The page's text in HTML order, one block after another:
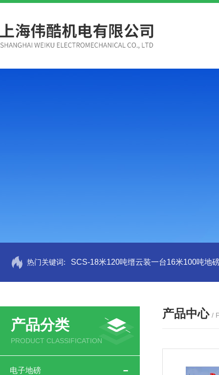
热门关键词: SCS-18米120吨缙云装一台16米100吨地
产品分类
PRODUCT CLASSIFICATION
电子地磅
产品中心 /